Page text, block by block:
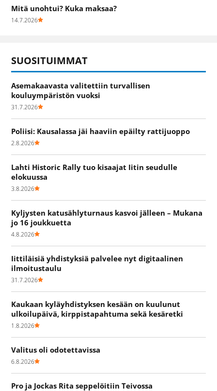
Mitä unohtui? Kuka maksaa?
14.7.2026
SUOSITUIMMAT
Asemakaavasta valitettiin turvallisen
kouluympäristön vuoksi
31.7.2026
Poliisi: Kausalassa jäi haaviin epäilty rattijuoppo
2.8.2026
Lahti Historic Rally tuo kisaajat Iitin seudulle
elokuussa
3.8.2026
Kyljysten katusählyturnaus kasvoi jälleen – Mukana
jo 16 joukkuetta
4.8.2026
Iittiläisiä yhdistyksiä palvelee nyt digitaalinen
ilmoitustaulu
31.7.2026
Kaukaan kyläyhdistyksen kesään on kuulunut
ulkoilupäivä, kirppistapahtuma sekä kesäretki
1.8.2026
Valitus oli odotettavissa
6.8.2026
Pro ja Jockas Rita seppelöitiin Teivossa